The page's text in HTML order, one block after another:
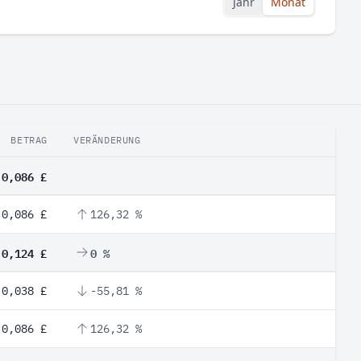
BETRAG VERÄNDERUNG
0,086 £
0,086 £ 126,32 %
0,124 £ 0 %
0,038 £ -55,81 %
0,086 £ 126,32 %